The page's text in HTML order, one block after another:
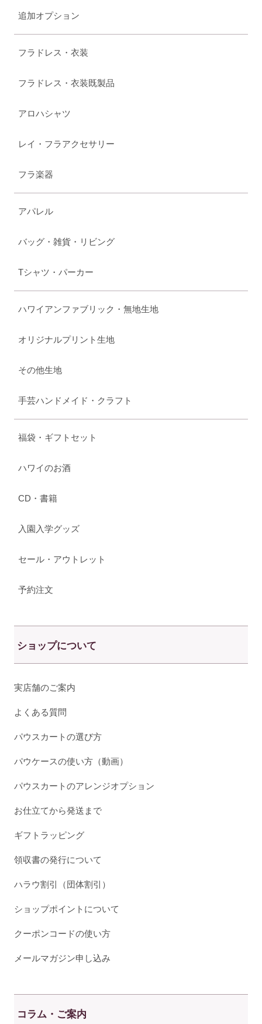
追加オプション
フラドレス・衣装
フラドレス・衣装既製品
アロハシャツ
レイ・フラアクセサリー
フラ楽器
アパレル
バッグ・雑貨・リビング
Tシャツ・パーカー
ハワイアンファブリック・無地生地
オリジナルプリント生地
その他生地
手芸ハンドメイド・クラフト
福袋・ギフトセット
ハワイのお酒
CD・書籍
入園入学グッズ
セール・アウトレット
予約注文
ショップについて
実店舗のご案内
よくある質問
パウスカートの選び方
パウケースの使い方（動画）
パウスカートのアレンジオプション
お仕立てから発送まで
ギフトラッピング
領収書の発行について
ハラウ割引（団体割引）
ショップポイントについて
クーポンコードの使い方
メールマガジン申し込み
コラム・ご案内